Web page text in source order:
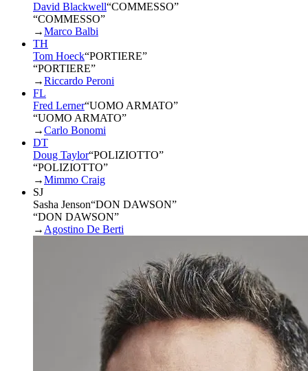
David Blackwell“COMMESSO”
“COMMESSO”
→Marco Balbi
TH
Tom Hoeck“PORTIERE”
“PORTIERE”
→Riccardo Peroni
FL
Fred Lerner“UOMO ARMATO”
“UOMO ARMATO”
→Carlo Bonomi
DT
Doug Taylor“POLIZIOTTO”
“POLIZIOTTO”
→Mimmo Craig
SJ
Sasha Jenson“DON DAWSON”
“DON DAWSON”
→ Agostino De Berti